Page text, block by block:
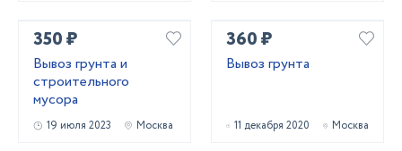
350 ₽
Вывоз грунта и
строительного
мусора
19 июля 2023 Москва
360 ₽
Вывоз грунта
11 декабря 2020 Москва